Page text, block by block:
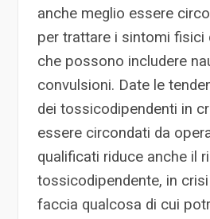
anche meglio essere
per trattare i sintomi fisici
che possono includere
convulsioni. Date le
dei tossicodipendenti in
essere circondati da
qualificati riduce anche il
tossicodipendente, in crisi
faccia qualcosa di cui